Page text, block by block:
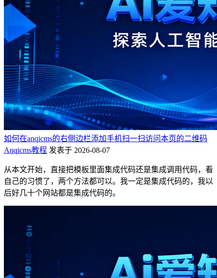
如何在anqicms的右侧边栏添加手机扫一扫访问本页的二维码
Anqicms教程 发表于 2026-08-07
从本文开始，直接把模板里面集成代码还是集成调用代码，看
自己的习惯了，两个方法都可以。我一定是集成代码的，我以
后好几十个网站都是集成代码的。